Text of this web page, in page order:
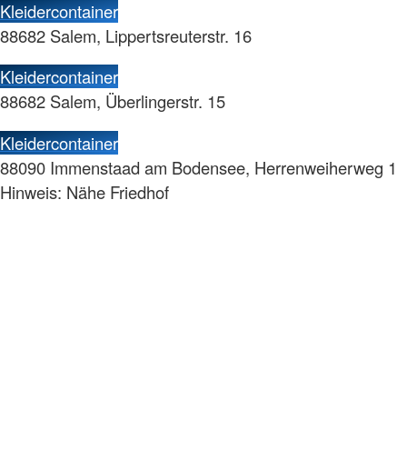
Kleidercontainer
88682 Salem, Lippertsreuterstr. 16
Kleidercontainer
88682 Salem, Überlingerstr. 15
Kleidercontainer
88090 Immenstaad am Bodensee, Herrenweiherweg 1
Hinweis: Nähe Friedhof